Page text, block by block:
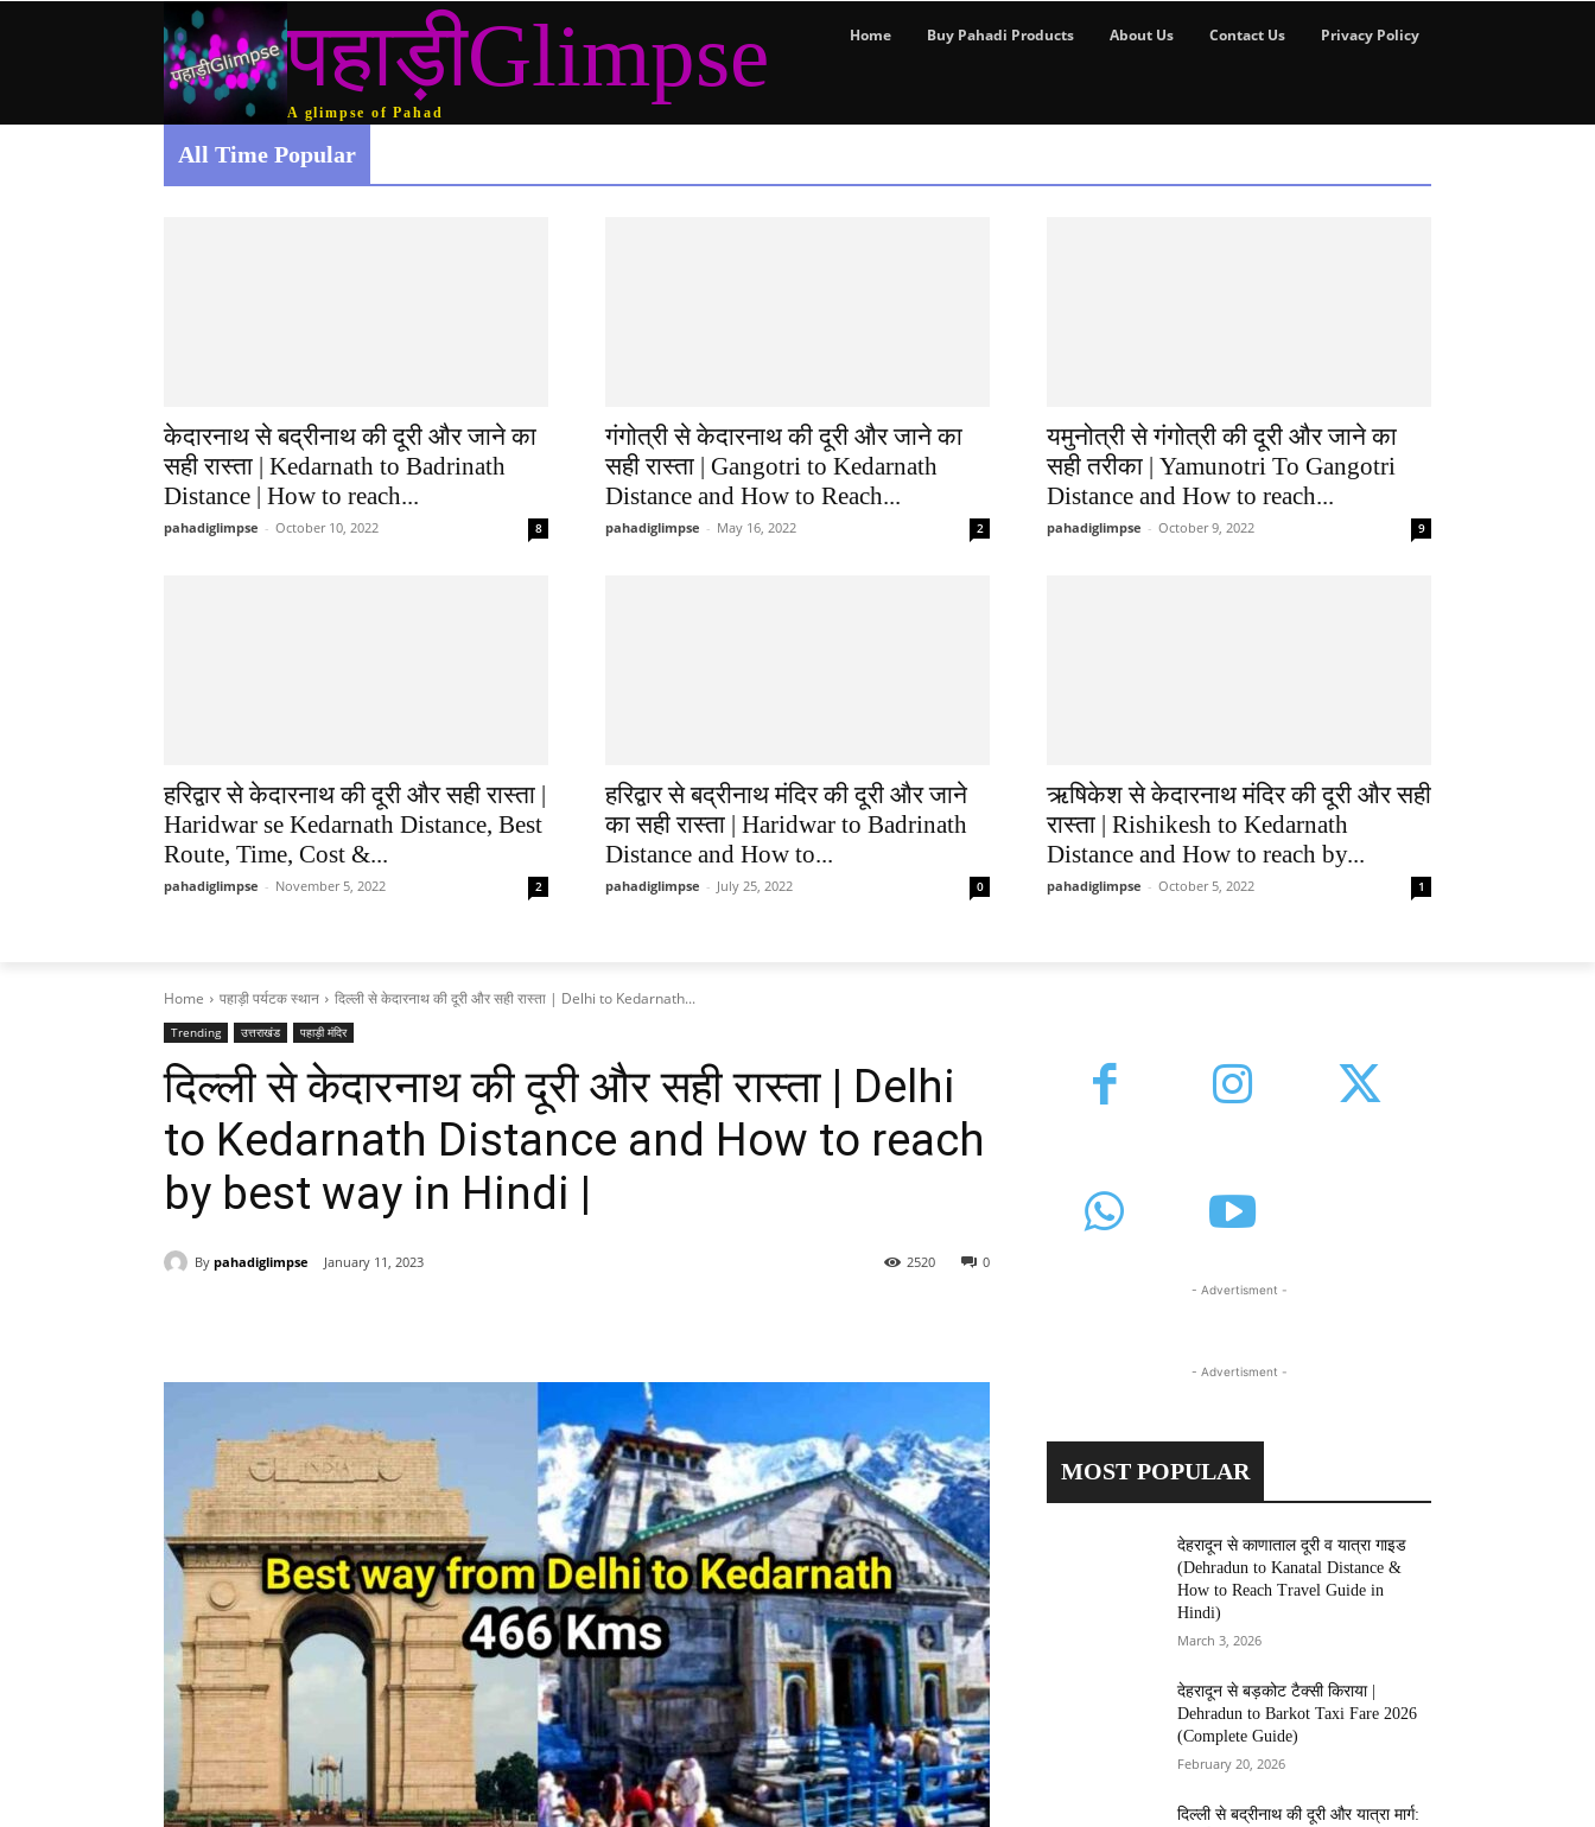
पहाड़ीGlimpse
A glimpse of Pahad
Home Buy Pahadi Products About Us Contact Us Privacy Policy
All Time Popular
केदारनाथ से बद्रीनाथ की दूरी और जाने का
सही रास्ता | Kedarnath to Badrinath
Distance | How to reach...
pahadiglimpse - October 10, 2022 8
गंगोत्री से केदारनाथ की दूरी और जाने का
सही रास्ता | Gangotri to Kedarnath
Distance and How to Reach...
pahadiglimpse - May 16, 2022 2
यमुनोत्री से गंगोत्री की दूरी और जाने का
सही तरीका | Yamunotri To Gangotri
Distance and How to reach...
pahadiglimpse - October 9, 2022 9
हरिद्वार से केदारनाथ की दूरी और सही रास्ता |
Haridwar se Kedarnath Distance, Best
Route, Time, Cost &...
pahadiglimpse - November 5, 2022 2
हरिद्वार से बद्रीनाथ मंदिर की दूरी और जाने
का सही रास्ता | Haridwar to Badrinath
Distance and How to...
pahadiglimpse - July 25, 2022 0
ऋषिकेश से केदारनाथ मंदिर की दूरी और सही
रास्ता | Rishikesh to Kedarnath
Distance and How to reach by...
pahadiglimpse - October 5, 2022 1
Home पहाड़ी पर्यटक स्थान दिल्ली से केदारनाथ की दूरी और सही रास्ता | Delhi to Kedarnath...
Trending उत्तराखंड पहाड़ी मंदिर
दिल्ली से केदारनाथ की दूरी और सही रास्ता | Delhi
to Kedarnath Distance and How to reach
by best way in Hindi |
By pahadiglimpse January 11, 2023 0
2520
- Advertisment -
- Advertisment -
MOST POPULAR
देहरादून से काणाताल दूरी व यात्रा गाइड
(Dehradun to Kanatal Distance &
How to Reach Travel Guide in
Hindi)
March 3, 2026
देहरादून से बड़कोट टैक्सी किराया |
Dehradun to Barkot Taxi Fare 2026
(Complete Guide)
February 20, 2026
दिल्ली से बद्रीनाथ की दूरी और यात्रा मार्ग: